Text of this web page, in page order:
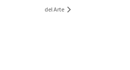
del Arte